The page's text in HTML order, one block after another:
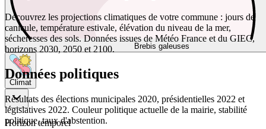
Brebis galeuses
Climat
Horizon temporel
Découvrez les projections climatiques de votre commune : jours de
canicule, température estivale, élévation du niveau de la mer,
sécheresses des sols. Données issues de Météo France et du GIEC,
horizons 2030, 2050 et 2100.
Données politiques
Résultats des élections municipales 2020, présidentielles 2022 et
législatives 2022. Couleur politique actuelle de la mairie, stabilité
politique, taux d'abstention.